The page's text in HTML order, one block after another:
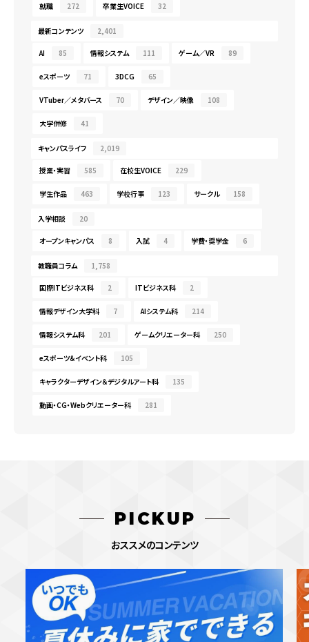
就職 272 卒業生VOICE 32
最新コンテンツ 2,401
AI 85 情報システム 111 ゲーム／VR 89
eスポーツ 71 3DCG 65
VTuber／メタバース 70 デザイン／映像 108
大学併修 41
キャンパスライフ 2,019
授業・実習 585 在校生VOICE 229
学生作品 463 学校行事 123 サークル 158
入学相談 20
オープンキャンパス 8 入試 4 学費・奨学金 6
教職員コラム 1,758
国際ITビジネス科 2 ITビジネス科 2
情報デザイン大学科 7 AIシステム科 214
情報システム科 201 ゲームクリエーター科 250
eスポーツ＆イベント科 105
キャラクターデザイン＆デジタルアート科 135
動画・CG・Webクリエーター科 281
PICKUP
おススメのコンテンツ